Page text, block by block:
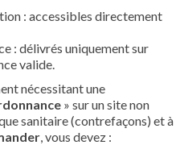
: accessibles directement
: délivrés uniquement sur
valide.
nécessitant une
» sur un site non
sanitaire (contrefaçons) et à
, vous devez :